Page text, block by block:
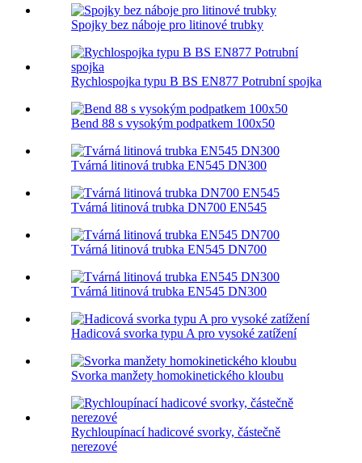
Spojky bez náboje pro litinové trubky
Rychlospojka typu B BS EN877 Potrubní spojka
Bend 88 s vysokým podpatkem 100x50
Tvárná litinová trubka EN545 DN300
Tvárná litinová trubka DN700 EN545
Tvárná litinová trubka EN545 DN700
Tvárná litinová trubka EN545 DN300
Hadicová svorka typu A pro vysoké zatížení
Svorka manžety homokinetického kloubu
Rychloupínací hadicové svorky, částečně
nerezové